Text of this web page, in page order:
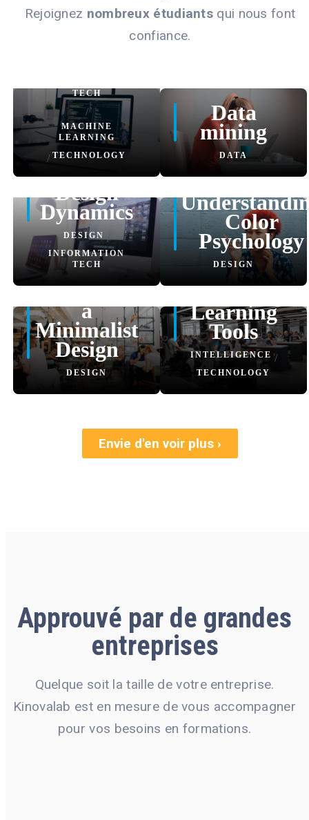
Rejoignez nombreux étudiants qui nous font
confiance.
Software
TECH
/
MACHINE
LEARNING
/ TECHNOLOGY
Data
mining
DATA
Design
Dynamics
DESIGN/
INFORMATION
TECH
Color
Psychology
DESIGN
Impact of
a
Minimalist
Design
DESIGN
Machine
Learning
Tools
INTELLIGENCE /
TECHNOLOGY
Envie d'en voir plus ›
Approuvé par de grandes
entreprises
Quelque soit la taille de votre entreprise.
Kinovalab est en mesure de vous accompagner
pour vos besoins en formations.